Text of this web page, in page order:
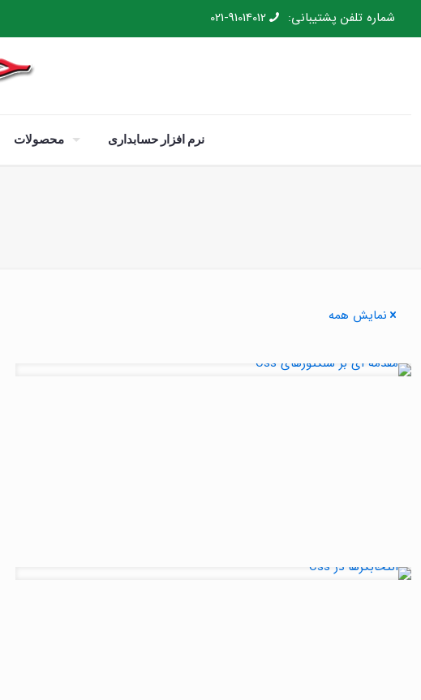
شماره تلفن پشتیبانی: 021-91014012
نرم افزار حسابداری محصولات
نمایش همه